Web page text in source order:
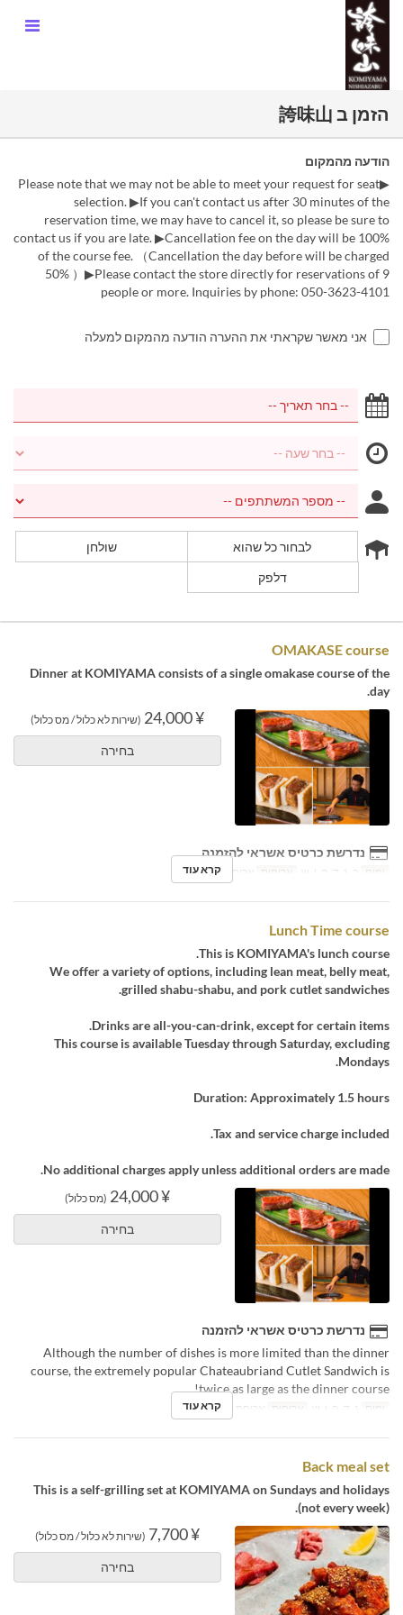
הזמן ב 誇味山
הודעה מהמקום
▶Please note that we may not be able to meet your request for seat
selection. ▶If you can't contact us after 30 minutes of the
reservation time, we may have to cancel it, so please be sure to
contact us if you are late. ▶︎Cancellation fee on the day will be 100%
of the course fee. （Cancellation the day before will be charged
50% ）▶Please contact the store directly for reservations of 9
people or more. Inquiries by phone: 050-3623-4101
אני מאשר שקראתי את ההערה הודעה מהמקום למעלה
לבחור כל שהוא
שולחן
דלפק
OMAKASE course
Dinner at KOMIYAMA consists of a single omakase course of the
day.
¥ 24,000 (שירות לא כלול / מס כלול)
בחירה
נדרשת כרטיס אשראי להזמנה
ימים ב, ג, ד, ה, ו, ש ארוחות ארוחת ערב, לילה
קרא עוד
Lunch Time course
This is KOMIYAMA's lunch course.
We offer a variety of options, including lean meat, belly meat,
grilled shabu-shabu, and pork cutlet sandwiches.
Drinks are all-you-can-drink, except for certain items.
This course is available Tuesday through Saturday, excluding
Mondays.
Duration: Approximately 1.5 hours
Tax and service charge included.
No additional charges apply unless additional orders are made.
¥ 24,000 (מס כלול)
בחירה
נדרשת כרטיס אשראי להזמנה
Although the number of dishes is more limited than the dinner
course, the extremely popular Chateaubriand Cutlet Sandwich is
twice as large as the dinner course!
ימים ג, ד, ה, ו, ש ארוחות ארוחת צהרייםקרא עוד
Back meal set
This is a self-grilling set at KOMIYAMA on Sundays and holidays
(not every week).
¥ 7,700 (שירות לא כלול / מס כלול)
בחירה